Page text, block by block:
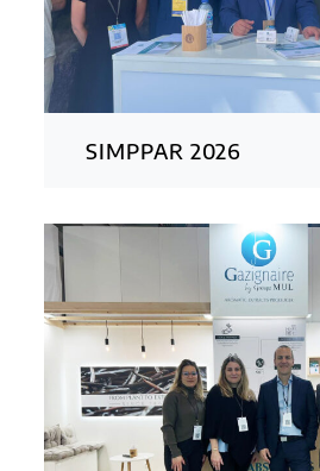
SIMPPAR 2026